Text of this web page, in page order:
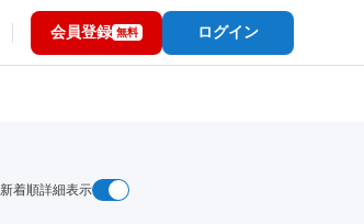
会員登録 無料 ログイン
新着順詳細表示